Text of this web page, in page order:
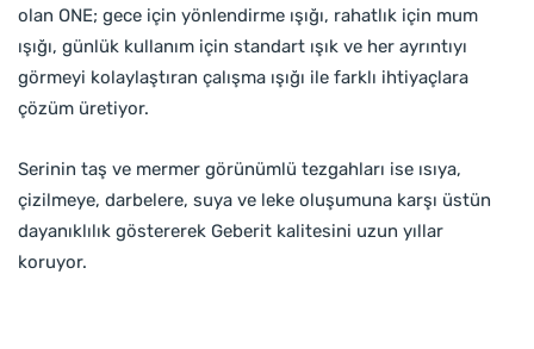
olan ONE; gece için yönlendirme ışığı, rahatlık için mum
ışığı, günlük kullanım için standart ışık ve her ayrıntıyı
görmeyi kolaylaştıran çalışma ışığı ile farklı ihtiyaçlara
çözüm üretiyor.
Serinin taş ve mermer görünümlü tezgahları ise ısıya,
çizilmeye, darbelere, suya ve leke oluşumuna karşı üstün
dayanıklılık göstererek Geberit kalitesini uzun yıllar
koruyor.